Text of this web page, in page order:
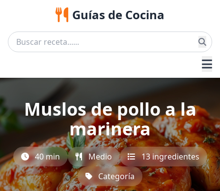
Guías de Cocina
Muslos de pollo a la
marinera
40 min Medio
13 ingredientes
Categoría